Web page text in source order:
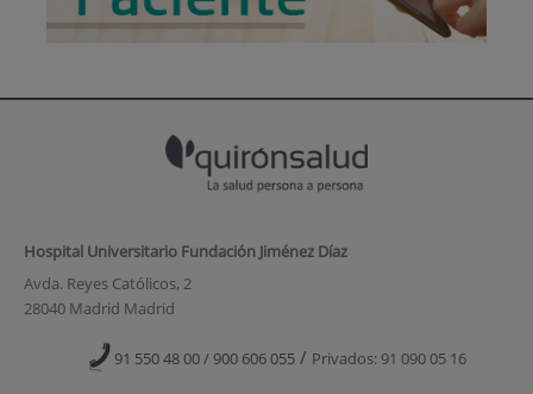
Hospital Universitario Fundación Jiménez Díaz
Avda. Reyes Católicos, 2
28040 Madrid Madrid
91 550 48 00 / 900 606 055 / Privados: 91 090 05 16